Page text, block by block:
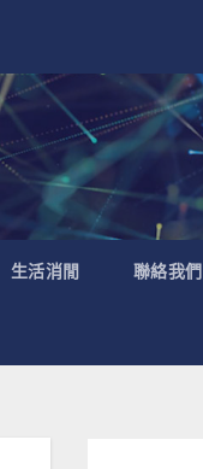
生活消閒 聯絡我們